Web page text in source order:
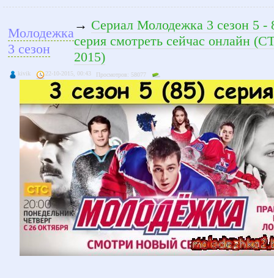
Молодежка
3 сезон
→ Сериал Молодежка 3 сезон 5 -
серия смотреть сейчас онлайн
2015)
kivik 22-10-2015, 00:43 Просмотров: 58077